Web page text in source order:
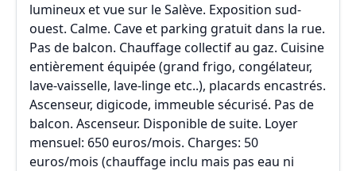
lumineux et vue sur le Salève. Exposition sud-
ouest. Calme. Cave et parking gratuit dans la rue.
Pas de balcon. Chauffage collectif au gaz. Cuisine
entièrement équipée (grand frigo, congélateur,
lave-vaisselle, lave-linge etc..), placards encastrés.
Ascenseur, digicode, immeuble sécurisé. Pas de
balcon. Ascenseur. Disponible de suite. Loyer
mensuel: 650 euros/mois. Charges: 50
euros/mois (chauffage inclu mais pas eau ni